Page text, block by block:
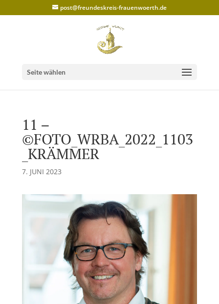
post@freundeskreis-frauenwoerth.de
Seite wählen
11 –
©FOTO_WRBA_2022_1103
_KRÄMMER
7. JUNI 2023